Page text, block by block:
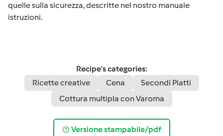
quelle sulla sicurezza, descritte nel nostro manuale
istruzioni.
Recipe's categories:
Ricette creative
Cena
Secondi Piatti
Cottura multipla con Varoma
Versione stampabile/pdf